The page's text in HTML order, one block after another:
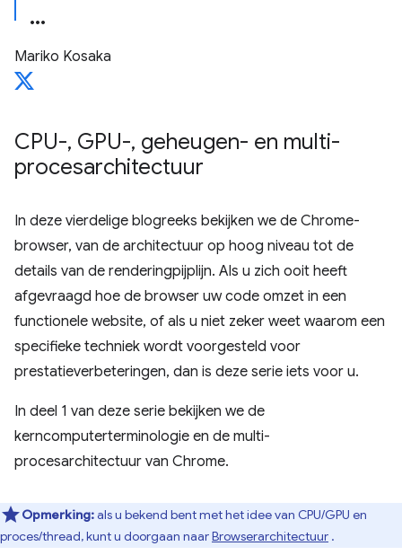
Mariko Kosaka
CPU-, GPU-, geheugen- en multi-
procesarchitectuur
In deze vierdelige blogreeks bekijken we de Chrome-
browser, van de architectuur op hoog niveau tot de
details van de renderingpijplijn. Als u zich ooit heeft
afgevraagd hoe de browser uw code omzet in een
functionele website, of als u niet zeker weet waarom een
​​specifieke techniek wordt voorgesteld voor
prestatieverbeteringen, dan is deze serie iets voor u.
In deel 1 van deze serie bekijken we de
kerncomputerterminologie en de multi-
procesarchitectuur van Chrome.
Opmerking:als u bekend bent met het idee van CPU/GPU en
proces/thread, kunt u doorgaan naarBrowserarchitectuur .